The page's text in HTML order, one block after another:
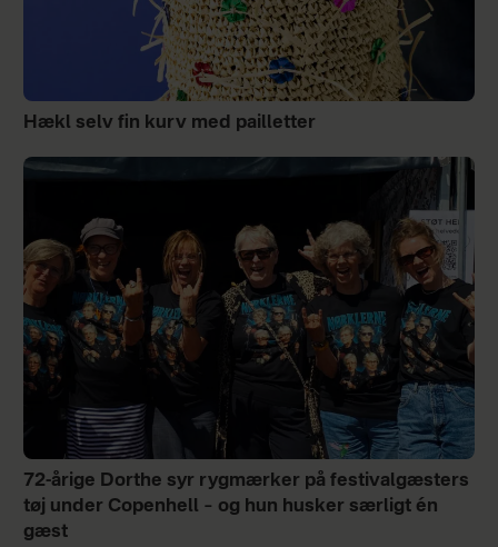
Hækl selv fin kurv med pailletter
72-årige Dorthe syr rygmærker på festivalgæsters
tøj under Copenhell – og hun husker særligt én
gæst